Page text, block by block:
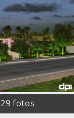
29 fotos